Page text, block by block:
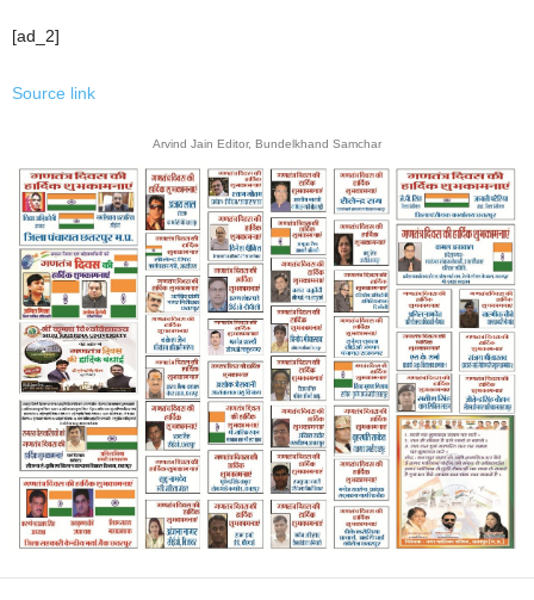
[ad_2]
Source link
Arvind Jain Editor, Bundelkhand Samchar